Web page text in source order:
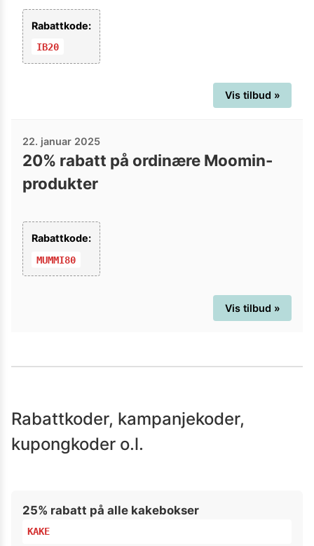
Rabattkode:
IB20
Vis tilbud »
22. januar 2025
20% rabatt på ordinære Moomin-
produkter
Rabattkode:
MUMMI80
Vis tilbud »
Rabattkoder, kampanjekoder,
kupongkoder o.l.
25% rabatt på alle kakebokser
KAKE